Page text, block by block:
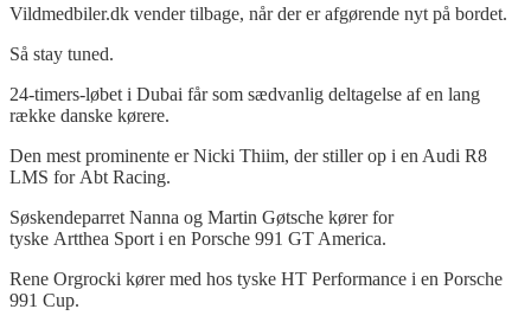
Vildmedbiler.dk vender tilbage, når der er afgørende nyt på bordet.
Så stay tuned.
24-timers-løbet i Dubai får som sædvanlig deltagelse af en lang
række danske kørere.
Den mest prominente er Nicki Thiim, der stiller op i en Audi R8
LMS for Abt Racing.
Søskendeparret Nanna og Martin Gøtsche kører for
tyske Artthea Sport i en Porsche 991 GT America.
Rene Orgrocki kører med hos tyske HT Performance i en Porsche
991 Cup.